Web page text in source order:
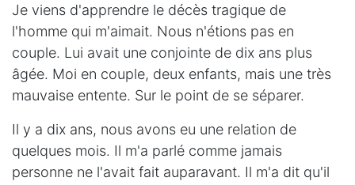
Je viens d'apprendre le décès tragique de
l'homme qui m'aimait. Nous n'étions pas en
couple. Lui avait une conjointe de dix ans plus
âgée. Moi en couple, deux enfants, mais une très
mauvaise entente. Sur le point de se séparer.
Il y a dix ans, nous avons eu une relation de
quelques mois. Il m'a parlé comme jamais
personne ne l'avait fait auparavant. Il m'a dit qu'il